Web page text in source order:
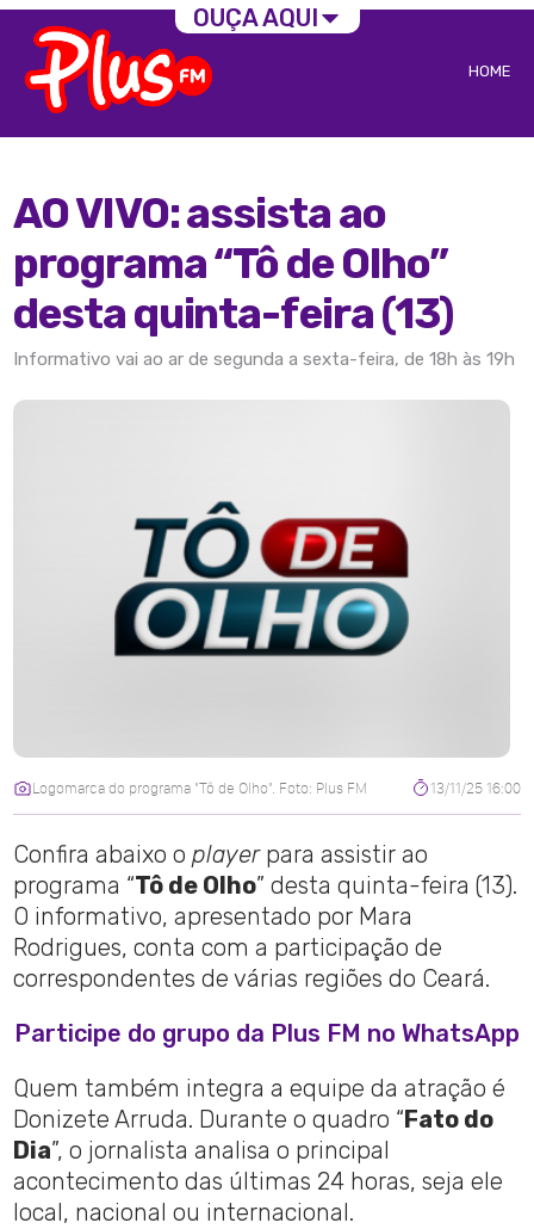
HOME
AO VIVO: assista ao
programa “Tô de Olho”
desta quinta-feira (13)
Informativo vai ao ar de segunda a sexta-feira, de 18h às 19h
Logomarca do programa "Tô de Olho". Foto: Plus FM 13/11/25 16:00
Confira abaixo oplayer para assistir ao
programa “Tô de Olho” desta quinta-feira (13).
O informativo, apresentado por Mara
Rodrigues, conta com a participação de
correspondentes de várias regiões do Ceará.
Participe do grupo da Plus FM no WhatsApp
Quem também integra a equipe da atração é
Donizete Arruda. Durante o quadro “ Fato do
Dia”, o jornalista analisa o principal
acontecimento das últimas 24 horas, seja ele
local, nacional ou internacional.
OUÇA AQUI